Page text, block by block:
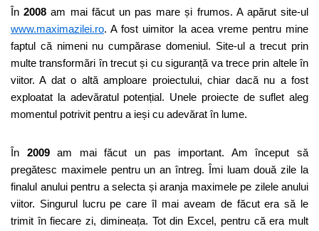
În2008 am mai făcut un pas mare și frumos. A apărut site-ul
www.maximazilei.ro. A fost uimitor la acea vreme pentru mine
faptul că nimeni nu cumpărase domeniul. Site-ul a trecut prin
multe transformări în trecut și cu siguranță va trece prin altele în
viitor. A dat o altă amploare proiectului, chiar dacă nu a fost
exploatat la adevăratul potențial. Unele proiecte de suflet aleg
momentul potrivit pentru a ieși cu adevărat în lume.
În 2009am mai făcut un pas important. Am început să
pregătesc maximele pentru un an întreg. Îmi luam două zile la
finalul anului pentru a selecta și aranja maximele pe zilele anului
viitor. Singurul lucru pe care îl mai aveam de făcut era să le
trimit în fiecare zi, dimineața. Tot din Excel, pentru că era mult